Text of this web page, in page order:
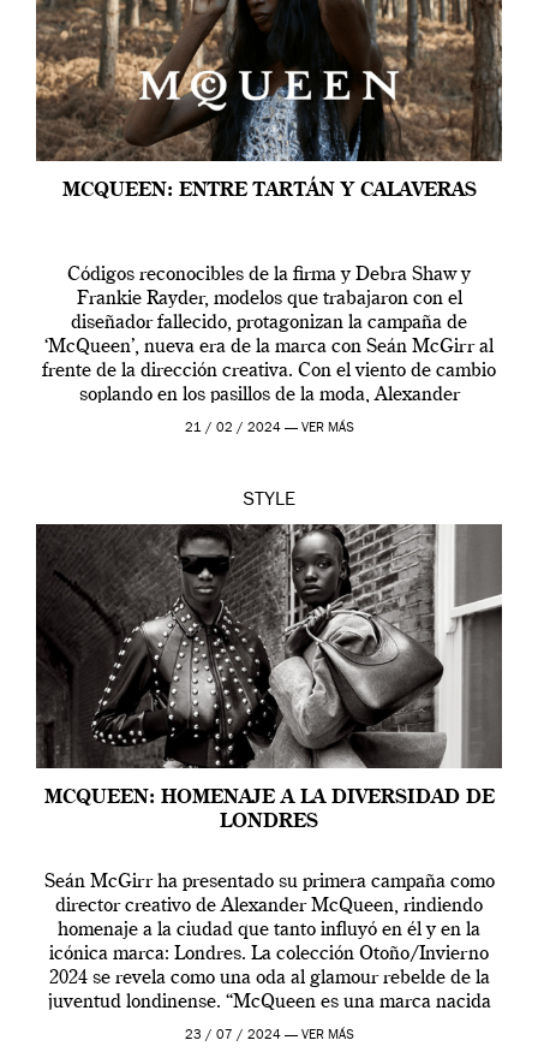
MCQUEEN: ENTRE TARTÁN Y CALAVERAS
Códigos reconocibles de la firma y Debra Shaw y
Frankie Rayder, modelos que trabajaron con el
diseñador fallecido, protagonizan la campaña de
‘McQueen’, nueva era de la marca con Seán McGirr al
frente de la dirección creativa. Con el viento de cambio
soplando en los pasillos de la moda, Alexander
McQueen se prepara para una […]
21 / 02 / 2024 — VER MÁS
STYLE
MCQUEEN: HOMENAJE A LA DIVERSIDAD DE
LONDRES
Seán McGirr ha presentado su primera campaña como
director creativo de Alexander McQueen, rindiendo
homenaje a la ciudad que tanto influyó en él y en la
icónica marca: Londres. La colección Otoño/Invierno
2024 se revela como una oda al glamour rebelde de la
juventud londinense. “McQueen es una marca nacida
en Londres y siempre ha […]
23 / 07 / 2024 — VER MÁS